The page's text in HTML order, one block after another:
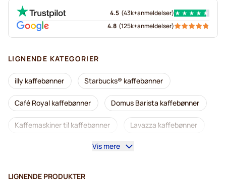
4.5 (43k+anmeldelser)
4.8 (125k+anmeldelser)
LIGNENDE KATEGORIER
illy kaffebønner Starbucks® kaffebønner
Café Royal kaffebønner Domus Barista kaffebønner
Kaffemaskiner til kaffebønner Lavazza kaffebønner
L'OR kaffebønner
Vis mere
LIGNENDE PRODUKTER